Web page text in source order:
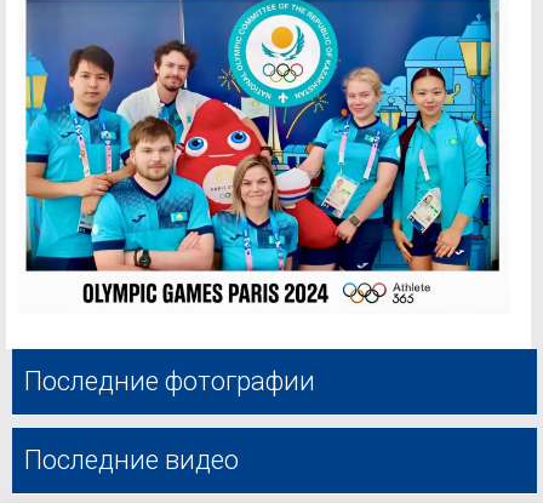
Последние фотографии
Последние видео